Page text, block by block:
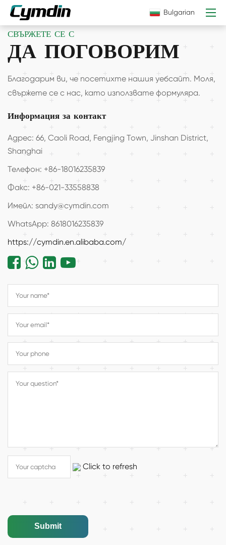
Bulgarian
СВЪРЖЕТЕ СЕ С
ДА ПОГОВОРИМ
Благодарим ви, че посетихте нашия уебсайт. Моля,
свържете се с нас, като използвате формуляра.
Информация за контакт
Адрес: 66, Caoli Road, Fengjing Town, Jinshan District,
Shanghai
Телефон: +86-18016235839
Факс: +86-021-33558838
Имейл: sandy@cymdin.com
WhatsApp: 8618016235839
https://cymdin.en.alibaba.com/
Click to refresh